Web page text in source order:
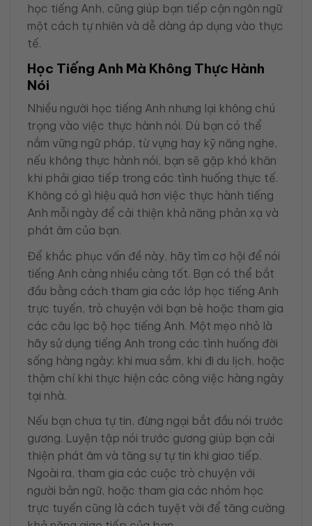
học tiếng Anh, cũng giúp bạn tiếp cận ngôn ngữ
một cách tự nhiên và dễ dàng áp dụng vào thực
tế.
Học Tiếng Anh Mà Không Thực Hành
Nói
Nhiều người học tiếng Anh nhưng lại không chú
trọng vào việc thực hành nói. Dù bạn có thể
nắm vững ngữ pháp, từ vựng hay kỹ năng nghe,
nếu không thực hành nói, bạn sẽ gặp khó khăn
khi phải giao tiếp trong các tình huống thực tế.
Không có gì hiệu quả hơn việc thực hành tiếng
Anh mỗi ngày để cải thiện khả năng phản xạ và
phát âm của bạn.
Để khắc phục vấn đề này, hãy tìm cơ hội để nói
tiếng Anh càng nhiều càng tốt. Bạn có thể bắt
đầu bằng cách tham gia các lớp học tiếng Anh
trực tuyến, trò chuyện với bạn bè hoặc tham gia
các câu lạc bộ học tiếng Anh. Một mẹo nhỏ là
hãy sử dụng tiếng Anh trong các tình huống đời
sống hàng ngày: khi mua sắm, khi đi du lịch, hoặc
thậm chí khi thực hiện các công việc hàng ngày
tại nhà.
Nếu bạn chưa tự tin, đừng ngại bắt đầu nói trước
gương. Luyện tập nói trước gương giúp bạn cải
thiện phát âm và tăng sự tự tin khi giao tiếp.
Ngoài ra, tham gia các cuộc trò chuyện với
người bản ngữ, hoặc tham gia các nhóm học
trực tuyến cũng là cách tuyệt vời để tăng cường